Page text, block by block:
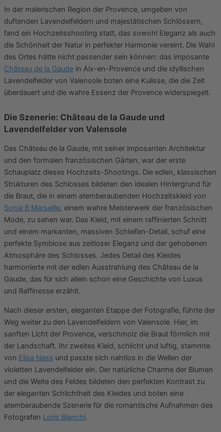
In der malerischen Region der Provence, umgeben von
duftenden Lavendelfeldern und majestätischen Schlössern,
fand ein Hochzeitsshooting statt, das sowohl Eleganz als auch
die Schönheit der Natur in perfekter Harmonie vereint. Die Wahl
des Ortes hätte nicht passender sein können: das imposante
Château de la Gaude in Aix-en-Provence und die idyllischen
Lavendelfelder von Valensole boten eine Kulisse, die die Zeit
überdauert und die wahre Essenz der Provence widerspiegelt.
Die Szenerie: Château de la Gaude und
Lavendelfelder von Valensole
Das Château de la Gaude, mit seiner imposanten Architektur
und den formalen französischen Gärten, war der erste
Schauplatz dieses Hochzeits-Shootings. Die edlen, klassischen
Strukturen des Schlosses bildeten den idealen Hintergrund für
die Braut, die in einem atemberaubenden Hochzeitskleid von
Sonia B Marseille, einem wahre Meisterwerk der französischen
Mode, zu sehen war. Das Kleid, mit einem raffinierten Schnitt
und einem markanten, massiven Schleifen-Detail, schuf eine
perfekte Symbiose aus zeitloser Eleganz und der gehobenen
Atmosphäre des Schlosses. Jedes Detail des Kleides
harmonierte mit der edlen Ausstrahlung des Château de la
Gaude, das für sich allein schon eine Geschichte von Luxus
und Raffinesse erzählt.
Nach dieser ersten, eleganten Etappe der Fotografie, führte der
Weg weiter zu den Lavendelfeldern von Valensole. Hier, im
sanften Licht der Provence, verschmolz die Braut förmlich mit
der Landschaft. Ihr zweites Kleid, schlicht und luftig, stammte
von Elisa Ness und passte sich nahtlos in die Wellen der
violetten Lavendelfelder ein. Der natürliche Charme der Blumen
und die Weite des Feldes bildeten den perfekten Kontrast zu
der eleganten Schlichtheit des Kleides und boten eine
atemberaubende Szenerie für die romantische Aufnahmen des
Fotografen Loris Bianchi.